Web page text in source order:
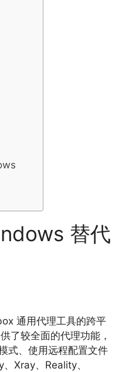
替代
通用代理工具的跨平
了较全面的代理功能，
式、使用远程配置文件
Xray、Reality、